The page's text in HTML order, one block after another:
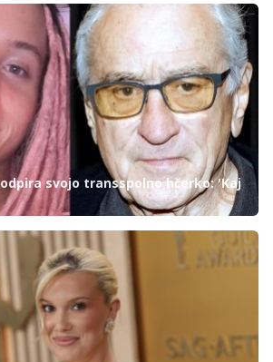
svojo transspolno hčerko: 'Kaj